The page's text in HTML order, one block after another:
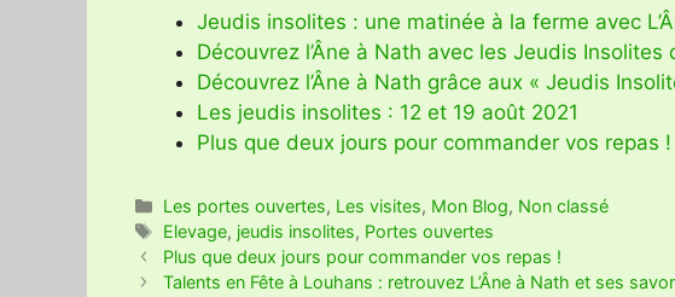
Jeudis insolites : une matinée à la ferme avec
Découvrez l’Âne à Nath avec les Jeudis Insolites
Découvrez l’Âne à Nath grâce aux « Jeudis
Les jeudis insolites : 12 et 19 août 2021
Plus que deux jours pour commander vos repas !
Catégories
Les portes ouvertes, Les visites, Mon Blog, Non classé
Étiquettes
Elevage, jeudis insolites, Portes ouvertes
Plus que deux jours pour commander vos repas !
Talents en Fête à Louhans : retrouvez L’Âne à Nath et ses